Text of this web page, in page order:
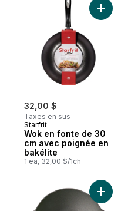
32,00 $
Taxes en sus
Starfrit
Wok en fonte de 30
cm avec poignée en
bakélite
1 ea, 32,00 $/1ch
Ajouter
Ajouter